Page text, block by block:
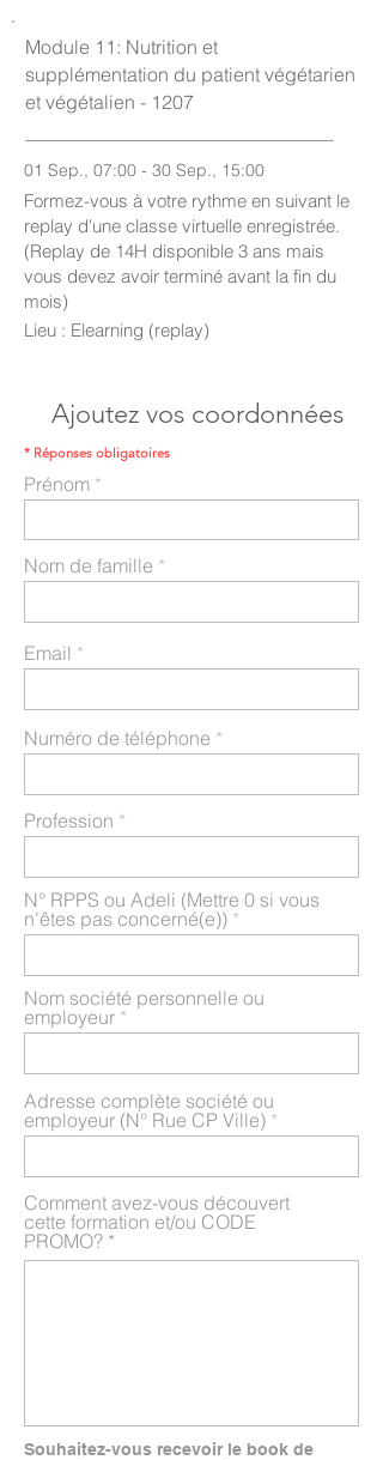
Module 11: Nutrition et
supplémentation du patient végétarien
et végétalien - 1207
01 Sep., 07:00 - 30 Sep., 15:00
Formez-vous à votre rythme en suivant le
replay d'une classe virtuelle enregistrée.
(Replay de 14H disponible 3 ans mais
vous devez avoir terminé avant la fin du
mois)
Lieu : Elearning (replay)
Ajoutez vos coordonnées
* Réponses obligatoires
Prénom
Nom de famille
Email
Numéro de téléphone
Profession
N° RPPS ou Adeli (Mettre 0 si vous
n'êtes pas concerné(e))
Nom société personnelle ou
employeur
Adresse complète société ou
employeur (N° Rue CP Ville)
Comment avez-vous découvert
cette formation et/ou CODE
PROMO?
Souhaitez-vous recevoir le book de